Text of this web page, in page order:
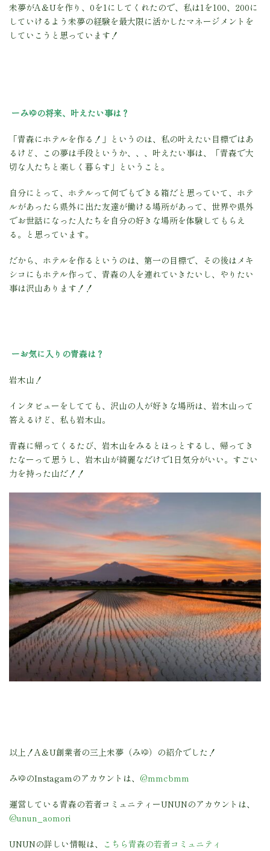
未夢がA＆Uを作り、0を1にしてくれたので、私は1を100、200に
していけるよう未夢の経験を最大限に活かしたマネージメントを
していこうと思っています！
ーみゆの将来、叶えたい事は？
「青森にホテルを作る！」というのは、私の叶えたい目標ではあ
るけど、この夢は手段というか、、、叶えたい事は、「青森で大
切な人たちと楽しく暮らす」ということ。
自分にとって、ホテルって何でもできる箱だと思っていて、ホテ
ルがあったら県外に出た友達が働ける場所があって、世界や県外
でお世話になった人たちを自分の好きな場所を体験してもらえ
る。と思っています。
だから、ホテルを作るというのは、第一の目標で、その後はメキ
シコにもホテル作って、青森の人を連れていきたいし、やりたい
事は沢山あります！！
ーお気に入りの青森は？
岩木山！
インタビューをしてても、沢山の人が好きな場所は、岩木山って
答えるけど、私も岩木山。
青森に帰ってくるたび、岩木山をみるとほっとするし、帰ってき
たなーって思うし、岩木山が綺麗なだけで1日気分がいい。すごい
力を持った山だ！！
以上！A＆U創業者の三上未夢（みゆ）の紹介でした！
みゆのInstagamのアカウントは、 @mmcbmm
運営している青森の若者コミュニティーUNUNのアカウントは、
@unun_aomori
UNUNの詳しい情報は、
こちら青森の若者コミュニティ